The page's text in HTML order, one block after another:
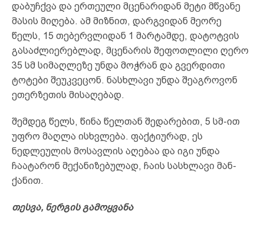
დაბუჩქვა და ერთეული მცენარიდან მეტი მწვანე
მასის მიღება. ამ მიზნით, დარგვიდან მეორე
წელს, 15 თებერვლიდან 1 მარტამდე, დატოტვის
გასაძლიერებლად, მცენარის შეფოთლილი ღერო
35 სმ სიმაღლეზე უნდა მოჭრან და გვერდითი
ტოტები შეუკვეცონ. ნასხლავი უნდა შეაგროვონ
ეთერზეთის მისაღებად.
შემდეგ წელს, წინა წელთან შედარებით, 5 სმ-ით
უფრო მაღლა ისხვლება. ფაქტიურად, ეს
ნედლეულის მოსავლის აღებაა და იგი უნდა
ჩაატარონ მექანიზებულად, ჩაის სასხლავი მან-
ქანით.
თესვა, ნერგის გამოყვანა